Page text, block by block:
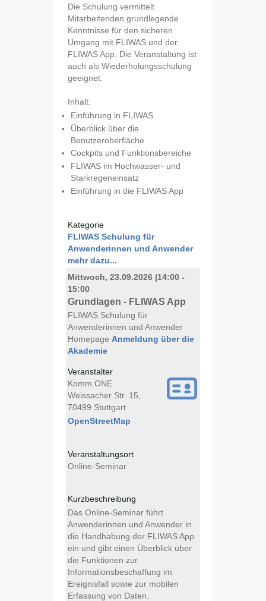
Die Schulung vermittelt
Mitarbeitenden grundlegende
Kenntnisse für den sicheren
Umgang mit FLIWAS und der
FLIWAS App. Die Veranstaltung ist
auch als Wiederholungsschulung
geeignet.
Inhalt:
Einführung in FLIWAS
Überblick über die
Benutzeroberfläche
Cockpits und Funktionsbereiche
FLIWAS im Hochwasser- und
Starkregeneinsatz
Einführung in die FLIWAS App
Kategorie
FLIWAS Schulung für
Anwenderinnen und Anwender
mehr dazu...
Mittwoch, 23.09.2026 |14:00 -
15:00
Grundlagen - FLIWAS App
FLIWAS Schulung für
Anwenderinnen und Anwender
Homepage Anmeldung über die
Akademie
Veranstalter
Komm.ONE
Weissacher Str. 15,
70499 Stuttgart
OpenStreetMap
Veranstaltungsort
Online-Seminar
Kurzbeschreibung
Das Online-Seminar führt
Anwenderinnen und Anwender in
die Handhabung der FLIWAS App
ein und gibt einen Überblick über
die Funktionen zur
Informationsbeschaffung im
Ereignisfall sowie zur mobilen
Erfassung von Daten.